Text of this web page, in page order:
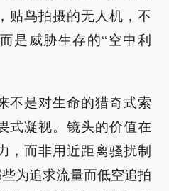
鸟拍摄的无人机，不
是威胁生存的“空中利
不是对生命的猎奇式索
式凝视。镜头的价值在
，而非用近距离骚扰制
为追求流量而低空追拍